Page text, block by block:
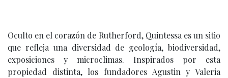
Oculto en el corazón de Rutherford, Quintessa es un sitio
que refleja una diversidad de geología, biodiversidad,
exposiciones y microclimas. Inspirados por esta
propiedad distinta, los fundadores Agustin y Valeria